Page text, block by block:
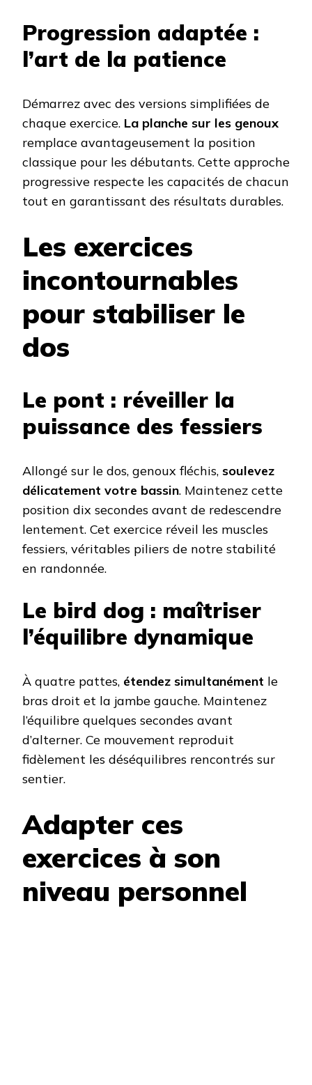
Progression adaptée :
l’art de la patience
Démarrez avec des versions simplifiées de
chaque exercice. La planche sur les genoux
remplace avantageusement la position
classique pour les débutants. Cette approche
progressive respecte les capacités de chacun
tout en garantissant des résultats durables.
Les exercices
incontournables
pour stabiliser le
dos
Le pont : réveiller la
puissance des fessiers
Allongé sur le dos, genoux fléchis, soulevez
délicatement votre bassin. Maintenez cette
position dix secondes avant de redescendre
lentement. Cet exercice réveil les muscles
fessiers, véritables piliers de notre stabilité
en randonnée.
Le bird dog : maîtriser
l’équilibre dynamique
À quatre pattes, étendez simultanément le
bras droit et la jambe gauche. Maintenez
l’équilibre quelques secondes avant
d’alterner. Ce mouvement reproduit
fidèlement les déséquilibres rencontrés sur
sentier.
Adapter ces
exercices à son
niveau personnel